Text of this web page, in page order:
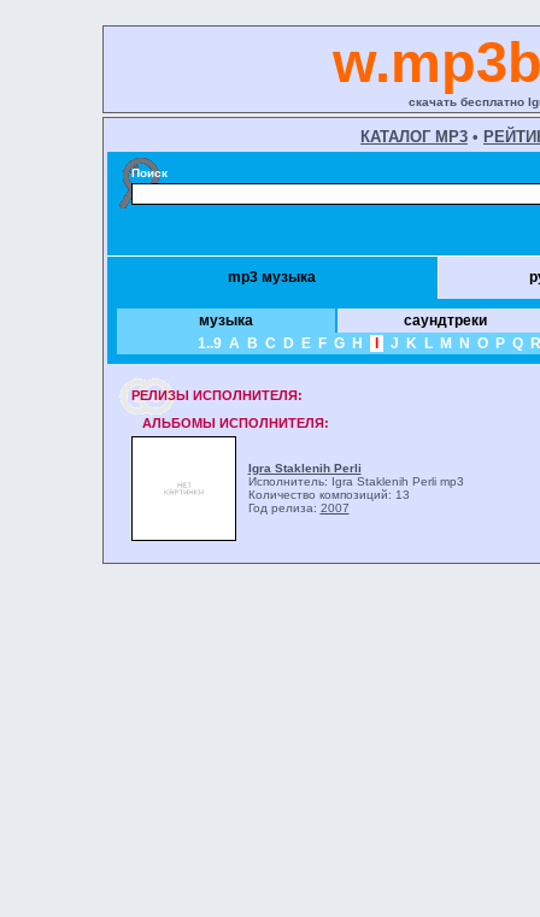
скачать бесплатно
КАТАЛОГ MP3 •
Поиск
mp3 музыка
музыка
саундтреки
1..9 A B C D E F G H J K L M N O P Q R
РЕЛИЗЫ ИCПОЛНИТЕЛЯ:
АЛЬБОМЫ ИСПОЛНИТЕЛЯ:
Igra Staklenih Perli
Исполнитель: Igra Staklenih Perli mp3
Количество композиций: 13
Год релиза: 2007